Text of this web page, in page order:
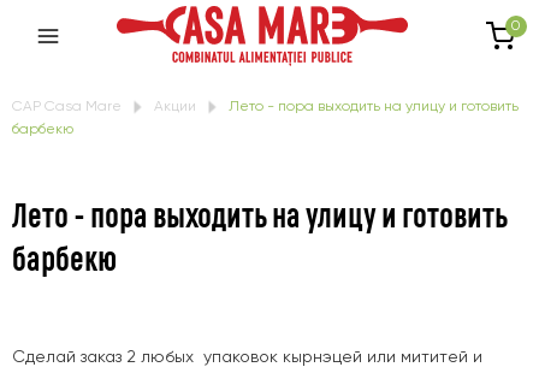
0
CAP Casa Mare Акции
Лето - пора выходить на улицу и готовить
барбекю
Лето - пора выходить на улицу и готовить
барбекю
Сделай заказ 2 любых упаковок кырнэцей или мититей и